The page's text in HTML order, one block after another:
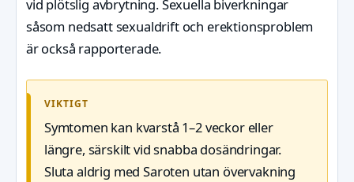
vid plötslig avbrytning. Sexuella biverkningar
såsom nedsatt sexualdrift och erektionsproblem
är också rapporterade.
VIKTIGT
Symtomen kan kvarstå 1–2 veckor eller
längre, särskilt vid snabba dosändringar.
Sluta aldrig med Saroten utan övervakning